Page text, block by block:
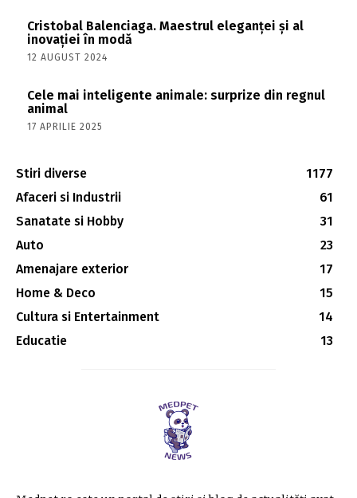
Cristobal Balenciaga. Maestrul eleganței și al
inovației în modă
12 AUGUST 2024
Cele mai inteligente animale: surprize din regnul
animal
17 APRILIE 2025
Stiri diverse
1177
Afaceri si Industrii
61
Sanatate si Hobby
31
Auto
23
Amenajare exterior
17
Home & Deco
15
Cultura si Entertainment
14
Educatie
13